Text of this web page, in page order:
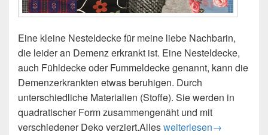
Eine kleine Nesteldecke für meine liebe Nachbarin,
die leider an Demenz erkrankt ist. Eine Nesteldecke,
auch Fühldecke oder Fummeldecke genannt, kann die
Demenzerkrankten etwas beruhigen. Durch
unterschiedliche Materialien (Stoffe). Sie werden in
quadratischer Form zusammengenäht und mit
verschiedener Deko verziert.AllesDIY – Nesteldecke
weiterlesen→